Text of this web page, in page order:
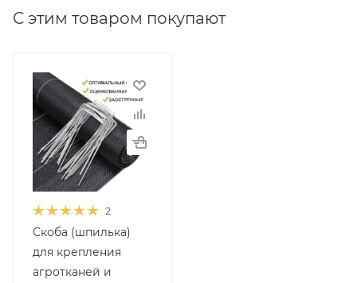
С этим товаром покупают
2
Скоба (шпилька)
для крепления
агротканей и